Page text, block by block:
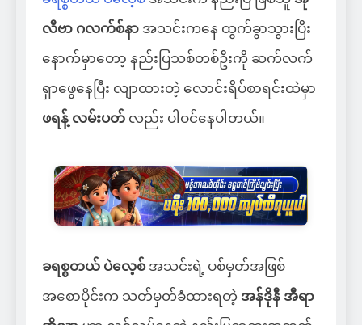
လီဗာ ဂလက်စ်နာ အသင်းကနေ ထွက်ခွာသွားပြီး
နောက်မှာတော့ နည်းပြသစ်တစ်ဦးကို ဆက်လက်
ရှာဖွေနေပြီး လျာထားတဲ့ လောင်းရိပ်စာရင်းထဲမှာ
ဖရန့် လမ်းပတ် လည်း ပါဝင်နေပါတယ်။
ခရစ္စတယ် ပဲလေ့စ်အသင်းရဲ့ ပစ်မှတ်အဖြစ်
အစောပိုင်းက သတ်မှတ်ခံထားရတဲ့ အန်ဒိုနီ အီရာ